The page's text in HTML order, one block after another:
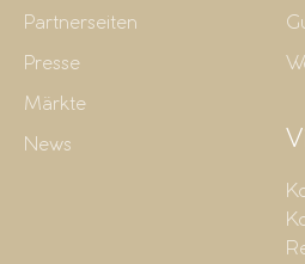
Partnerseiten
Presse
Märkte
News